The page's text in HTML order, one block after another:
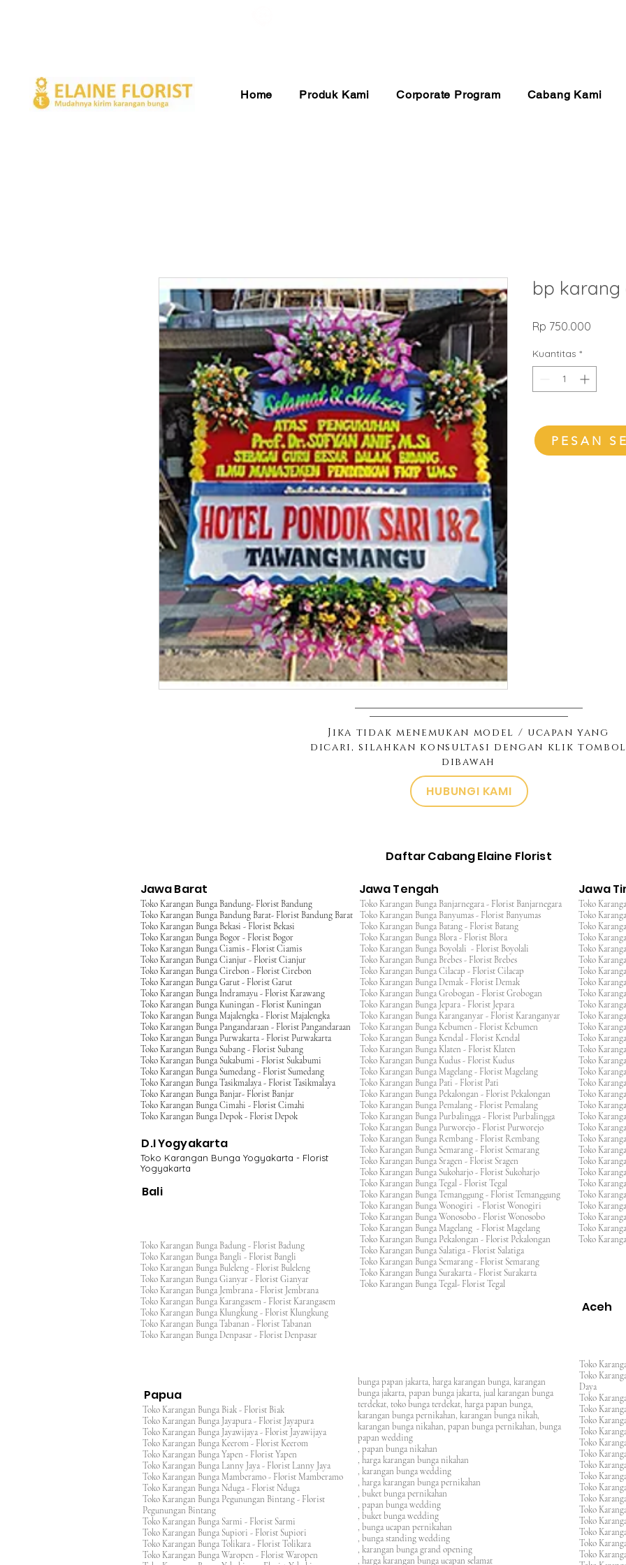
Home Produk Kami Corporate Program Cabang Kami
bp karang
Rp 750.000
Kuantitas *
PESAN
Jika tidak menemukan model / ucapan yang
dicari, silahkan konsultasi dengan klik tombol
dibawah
HUBUNGI KAMI
Daftar Cabang Elaine Florist
Jawa Barat Jawa Tengah Jawa
Toko Karangan Bunga Bandung- Florist Bandung
Toko Karangan Bunga Bandung Barat- Florist Bandung Barat
Toko Karangan Bunga Bekasi - Florist Bekasi
Toko Karangan Bunga Bogor - Florist Bogor
Toko Karangan Bunga Ciamis - Florist Ciamis
Toko Karangan Bunga Cianjur - Florist Cianjur
Toko Karangan Bunga Cirebon - Florist Cirebon
Toko Karangan Bunga Garut - Florist Garut
Toko Karangan Bunga Indramayu - Florist Karawang
Toko Karangan Bunga Kuningan - Florist Kuningan
Toko Karangan Bunga Majalengka - Florist Majalengka
Toko Karangan Bunga Pangandaraan - Florist Pangandaraan
Toko Karangan Bunga Purwakarta - Florist Purwakarta
Toko Karangan Bunga Subang - Florist Subang
Toko Karangan Bunga Sukabumi - Florist Sukabumi
Toko Karangan Bunga Sumedang - Florist Sumedang
Toko Karangan Bunga Tasikmalaya - Florist Tasikmalaya
Toko Karangan Bunga Banjar- Florist Banjar
Toko Karangan Bunga Cimahi - Florist Cimahi
Toko Karangan Bunga Depok - Florist Depok
D.I Yogyakarta
Toko Karangan Bunga Yogyakarta - Florist
Yogyakarta
Bali
Toko Karangan Bunga Badung - Florist Badung
Toko Karangan Bunga Bangli - Florist Bangli
Toko Karangan Bunga Buleleng - Florist Buleleng
Toko Karangan Bunga Gianyar - Florist Gianyar
Toko Karangan Bunga Jembrana - Florist Jembrana
Toko Karangan Bunga Karangasem - Florist Karangasem
Toko Karangan Bunga Klungkung - Florist Klungkung
Toko Karangan Bunga Tabanan - Florist Tabanan
Toko Karangan Bunga Denpasar - Florist Denpasar
Toko Karangan Bunga Banjarnegara - Florist Banjarnegara
Toko Karangan Bunga Banyumas - Florist Banyumas
Toko Karangan Bunga Batang - Florist Batang
Toko Karangan Bunga Blora - Florist Blora
Toko Karangan Bunga Boyolali - Florist Boyolali
Toko Karangan Bunga Brebes - Florist Brebes
Toko Karangan Bunga Cilacap - Florist Cilacap
Toko Karangan Bunga Demak - Florist Demak
Toko Karangan Bunga Grobogan - Florist Grobogan
Toko Karangan Bunga Jepara - Florist Jepara
Toko Karangan Bunga Karanganyar - Florist Karanganyar
Toko Karangan Bunga Kebumen - Florist Kebumen
Toko Karangan Bunga Kendal - Florist Kendal
Toko Karangan Bunga Klaten - Florist Klaten
Toko Karangan Bunga Kudus - Florist Kudus
Toko Karangan Bunga Magelang - Florist Magelang
Toko Karangan Bunga Pati - Florist Pati
Toko Karangan Bunga Pekalongan - Florist Pekalongan
Toko Karangan Bunga Pemalang - Florist Pemalang
Toko Karangan Bunga Purbalingga - Florist Purbalingga
Toko Karangan Bunga Purworejo - Florist Purworejo
Toko Karangan Bunga Rembang - Florist Rembang
Toko Karangan Bunga Semarang - Florist Semarang
Toko Karangan Bunga Sragen - Florist Sragen
Toko Karangan Bunga Sukoharjo - Florist Sukoharjo
Toko Karangan Bunga Tegal - Florist Tegal
Toko Karangan Bunga Temanggung - Florist Temanggung
Toko Karangan Bunga Wonogiri - Florist Wonogiri
Toko Karangan Bunga Wonosobo - Florist Wonosobo
Toko Karangan Bunga Magelang - Florist Magelang
Toko Karangan Bunga Pekalongan - Florist Pekalongan
Toko Karangan Bunga Salatiga - Florist Salatiga
Toko Karangan Bunga Semarang - Florist Semarang
Toko Karangan Bunga Surakarta - Florist Surakarta
Toko Karangan Bunga Tegal- Florist Tegal
Toko
Toko
Toko
Toko
Toko
Toko
Toko
Toko
Toko
Toko
Toko
Toko
Toko
Toko
Toko
Toko
Toko
Toko
Toko
Toko
Toko
Toko
Toko
Toko
Toko
Toko
Toko
Toko
Toko
Toko
Toko
Aceh
Papua
Toko Karangan Bunga Biak - Florist Biak
Toko Karangan Bunga Jayapura - Florist Jayapura
Toko Karangan Bunga Jayawijaya - Florist Jayawijaya
Toko Karangan Bunga Keerom - Florist Keerom
Toko Karangan Bunga Yapen - Florist Yapen
Toko Karangan Bunga Lanny Jaya - Florist Lanny Jaya
Toko Karangan Bunga Mamberamo - Florist Mamberamo
Toko Karangan Bunga Nduga - Florist Nduga
Toko Karangan Bunga Pegunungan Bintang - Florist
Pegunungan Bintang
Toko Karangan Bunga Sarmi - Florist Sarmi
Toko Karangan Bunga Supiori - Florist Supiori
Toko Karangan Bunga Tolikara - Florist Tolikara
Toko Karangan Bunga Waropen - Florist Waropen
bunga papan jakarta, harga karangan bunga, karangan
bunga jakarta, papan bunga jakarta, jual karangan bunga
terdekat, toko bunga terdekat, harga papan bunga,
karangan bunga pernikahan, karangan bunga nikah,
karangan bunga nikahan, papan bunga pernikahan, bunga
papan wedding
, papan bunga nikahan
, harga karangan bunga nikahan
, karangan bunga wedding
, harga karangan bunga pernikahan
, buket bunga pernikahan
, papan bunga wedding
, buket bunga wedding
, bunga ucapan pernikahan
, bunga standing wedding
, karangan bunga grand opening
, harga karangan bunga ucapan selamat
Toko
Toko
Daya
Toko
Toko
Toko
Toko
Toko
Toko
Toko
Toko
Toko
Toko
Toko
Toko
Toko
Toko
Toko